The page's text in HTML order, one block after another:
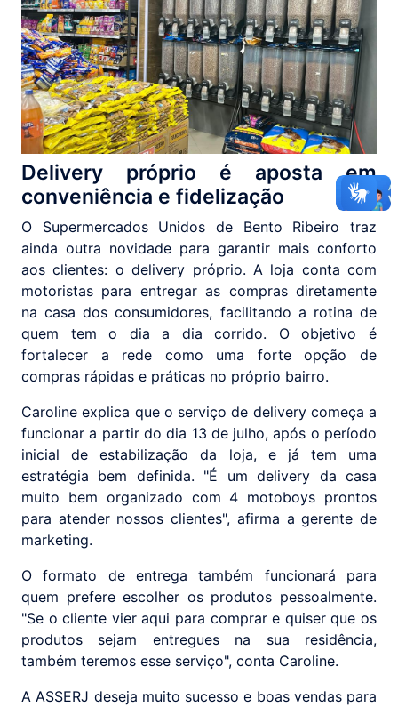
Delivery próprio é aposta em
conveniência e fidelização
O Supermercados Unidos de Bento Ribeiro traz
ainda outra novidade para garantir mais conforto
aos clientes: o delivery próprio. A loja conta com
motoristas para entregar as compras diretamente
na casa dos consumidores, facilitando a rotina de
quem tem o dia a dia corrido. O objetivo é
fortalecer a rede como uma forte opção de
compras rápidas e práticas no próprio bairro.
Caroline explica que o serviço de delivery começa a
funcionar a partir do dia 13 de julho, após o período
inicial de estabilização da loja, e já tem uma
estratégia bem definida. "É um delivery da casa
muito bem organizado com 4 motoboys prontos
para atender nossos clientes", afirma a gerente de
marketing.
O formato de entrega também funcionará para
quem prefere escolher os produtos pessoalmente.
"Se o cliente vier aqui para comprar e quiser que os
produtos sejam entregues na sua residência,
também teremos esse serviço", conta Caroline.
A ASSERJ deseja muito sucesso e boas vendas para